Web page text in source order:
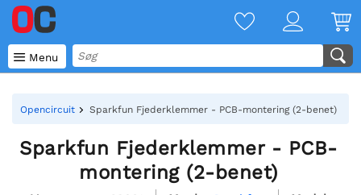
 Menu
Opencircuit Sparkfun Fjederklemmer - PCB-montering (2-benet)
Sparkfun Fjederklemmer - PCB-
montering (2-benet)